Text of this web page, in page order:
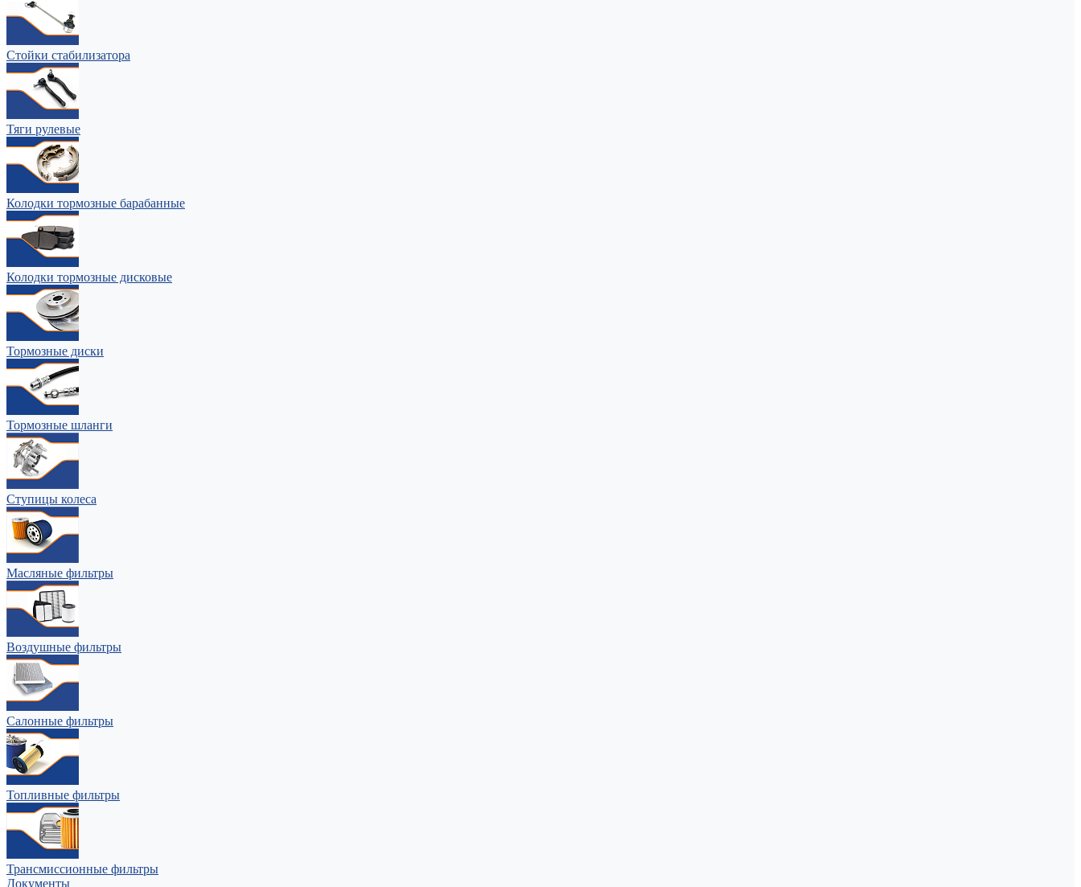
Стойки стабилизатора
Тяги рулевые
Колодки тормозные барабанные
Колодки тормозные дисковые
Тормозные диски
Тормозные шланги
Ступицы колеса
Масляные фильтры
Воздушные фильтры
Салонные фильтры
Топливные фильтры
Трансмиссионные фильтры
Документы